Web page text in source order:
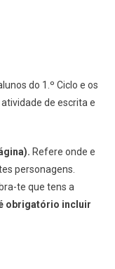
do 1.º Ciclo e os
de escrita e
Refere onde e
personagens.
te que tens a
obrigatório incluir